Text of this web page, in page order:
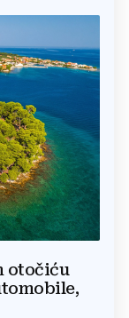
otočiću